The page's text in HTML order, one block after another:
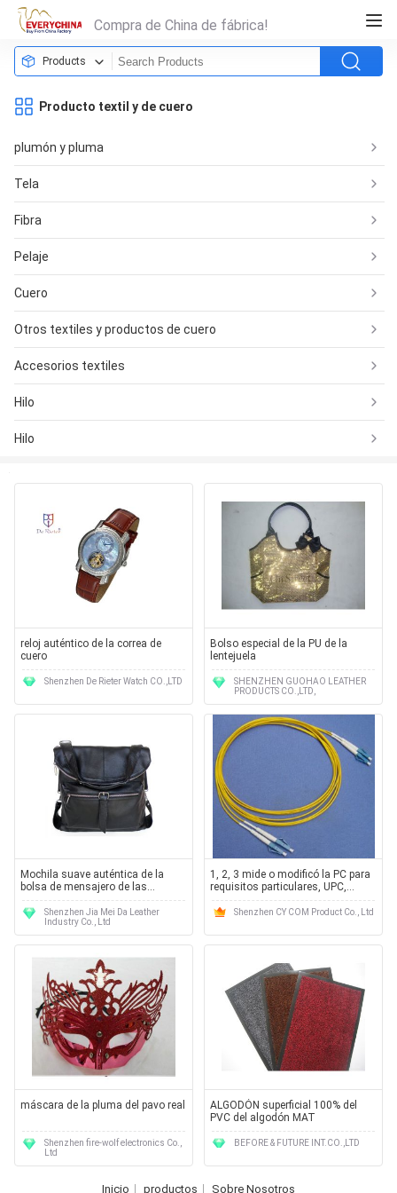
Compra de China de fábrica!
Products
Producto textil y de cuero
plumón y pluma
Tela
Fibra
Pelaje
Cuero
Otros textiles y productos de cuero
Accesorios textiles
Hilo
Hilo
reloj auténtico de la correa de
cuero
Shenzhen De Rieter Watch CO.,LTD
Bolso especial de la PU de la
lentejuela
SHENZHEN GUOHAO LEATHER
PRODUCTS CO.,LTD,
Mochila suave auténtica de la
bolsa de mensajero de las
aplicaciones del cuero 3
Shenzhen Jia Mei Da Leather
Industry Co., Ltd
1, 2, 3 mide o modificó la PC para
requisitos particulares, UPC,
pérdida de vuelta del DB del
cordón de remiendo de la fibra
Shenzhen CY COM Product Co., Ltd
máscara de la pluma del pavo real
Shenzhen fire-wolf electronics Co.,
Ltd
ALGODÓN superficial 100% del
PVC del algodón MAT
BEFORE & FUTURE INT.CO.,LTD
Inicio productos Sobre Nosotros